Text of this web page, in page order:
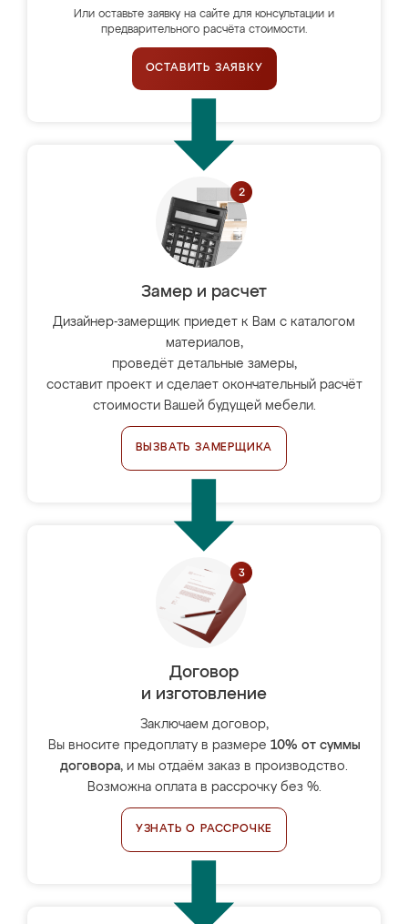
Или оставьте заявку на сайте для консультации и
предварительного расчёта стоимости.
ОСТАВИТЬ ЗАЯВКУ
Замер и расчет
Дизайнер-замерщик приедет к Вам с каталогом
материалов,
проведёт детальные замеры,
составит проект и сделает окончательный расчёт
стоимости Вашей будущей мебели.
ВЫЗВАТЬ ЗАМЕРЩИКА
Договор
и изготовление
Заключаем договор,
Вы вносите предоплату в размере 10% от суммы
договора, и мы отдаём заказ в производство.
Возможна оплата в рассрочку без %.
УЗНАТЬ О РАССРОЧКЕ